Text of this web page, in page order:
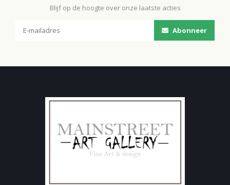
Blijf op de hoogte over onze laatste acties
Abonneer